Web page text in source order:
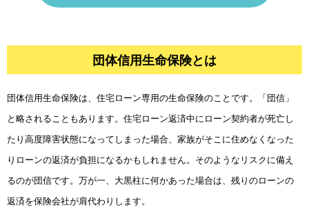
注意点はある？
団体信用生命保険とは
団体信用生命保険は、住宅ローン専用の生命保険のことです。「団信」
と略されることもあります。住宅ローン返済中にローン契約者が死亡し
たり高度障害状態になってしまった場合、家族がそこに住めなくなった
りローンの返済が負担になるかもしれません。そのようなリスクに備え
るのが団信です。万が一、大黒柱に何かあった場合は、残りのローンの
返済を保険会社が肩代わりします。